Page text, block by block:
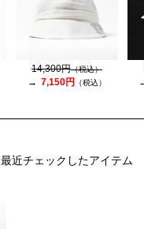
14,300円（税込）
7,150円 （税込）
最近チェックしたアイテム